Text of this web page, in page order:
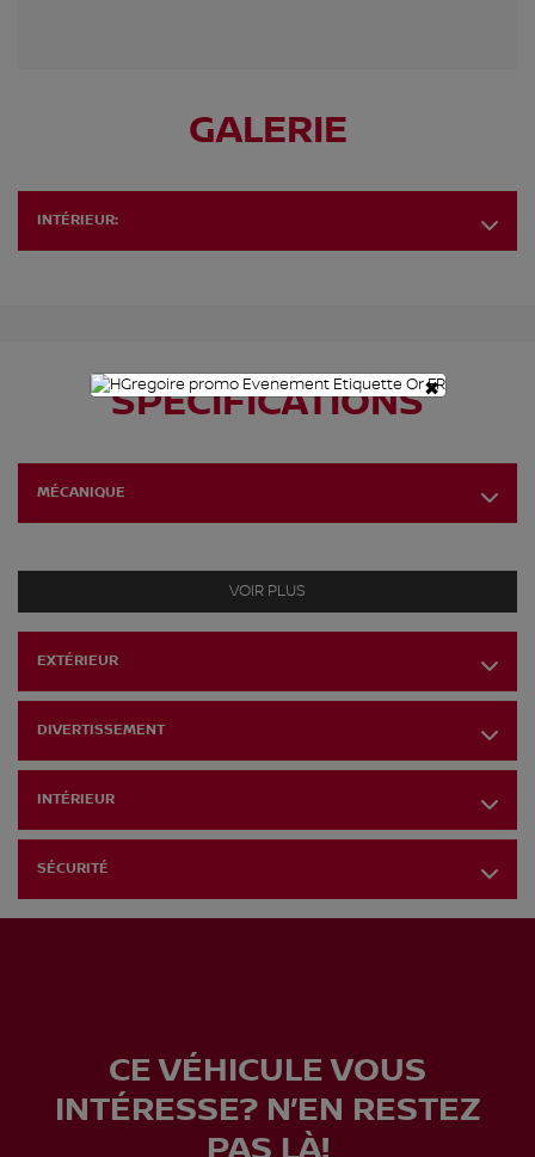
GALERIE
INTÉRIEUR:
SPÉCIFICATIONS
MÉCANIQUE
VOIR PLUS
EXTÉRIEUR
DIVERTISSEMENT
INTÉRIEUR
SÉCURITÉ
CE VÉHICULE VOUS
INTÉRESSE? N’EN RESTEZ
×